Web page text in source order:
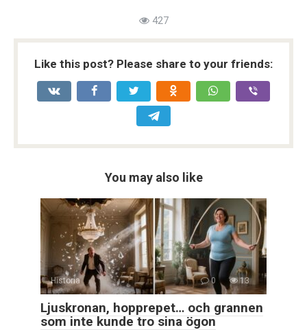
427
Like this post? Please share to your friends:
You may also like
Historia 0 13
Ljuskronan, hopprepet… och grannen
som inte kunde tro sina ögon